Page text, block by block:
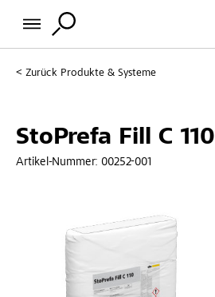
Zurück Produkte & Systeme
StoPrefa Fill C 110
Artikel-Nummer: 00252-001